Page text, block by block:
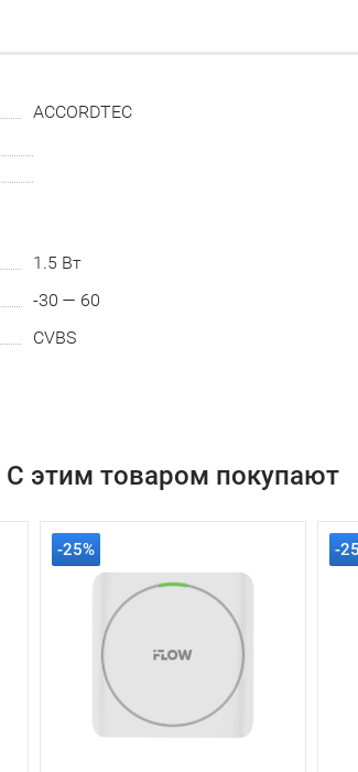
ACCORDTEC
1.5 Вт
-30 — 60
CVBS
С этим товаром покупают
-25% -